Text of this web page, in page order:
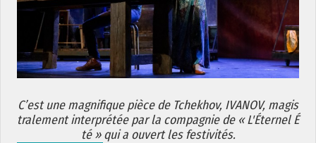
C’est une magnifique pièce de Tchekhov, IVANOV, magis
tralement interprétée par la compagnie de « L'Éternel É
té » qui a ouvert les festivités.